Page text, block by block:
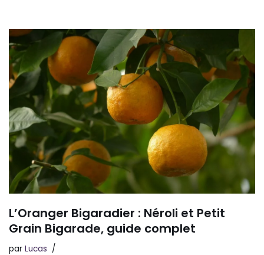
L’Oranger Bigaradier : Néroli et Petit
Grain Bigarade, guide complet
par Lucas